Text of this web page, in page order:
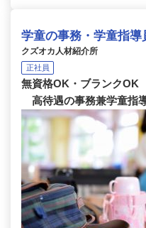
学童の事務・学童指導
クズオカ人材紹介所
正社員
無資格OK・ブランクOK
高待遇の事務兼学童指